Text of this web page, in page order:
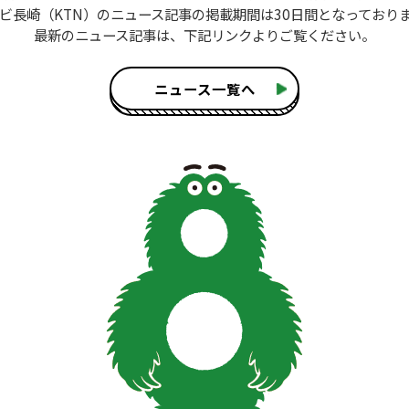
長崎（KTN）のニュース記事の掲載期間は30日間となっており
最新のニュース記事は、 下記リンクよりご覧ください。
ニュース一覧へ